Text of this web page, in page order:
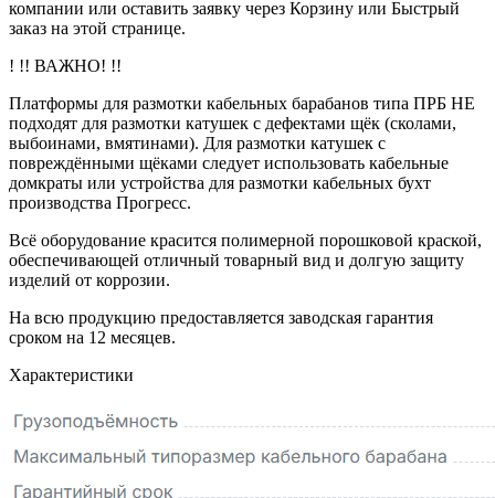
компании или оставить заявку через Корзину или Быстрый
заказ на этой странице.
! !! ВАЖНО! !!
Платформы для размотки кабельных барабанов типа ПРБ НЕ
подходят для размотки катушек с дефектами щёк (сколами,
выбоинами, вмятинами). Для размотки катушек с
повреждёнными щёками следует использовать кабельные
домкраты или устройства для размотки кабельных бухт
производства Прогресс.
Всё оборудование красится полимерной порошковой краской,
обеспечивающей отличный товарный вид и долгую защиту
изделий от коррозии.
На всю продукцию предоставляется заводская гарантия
сроком на 12 месяцев.
Характеристики